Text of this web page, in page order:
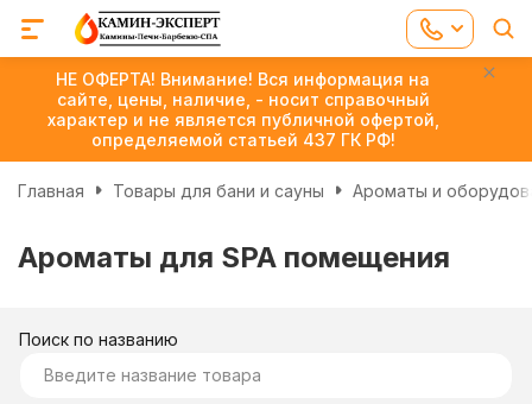
НЕ ОФЕРТА! Внимание! Вся информация на
сайте, цены, наличие, - носит справочный
характер и не является публичной офертой,
определяемой статьей 437 ГК РФ!
Главная Товары для бани и сауны Ароматы и
Ароматы для SPA помещения
Поиск по названию